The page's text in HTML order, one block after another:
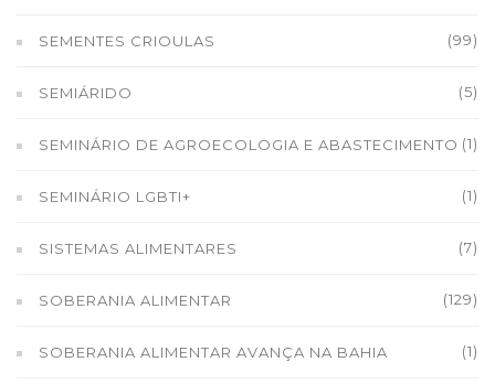
SEMENTES CRIOULAS (99)
SEMIÁRIDO (5)
SEMINÁRIO DE AGROECOLOGIA E ABASTECIMENTO (1)
SEMINÁRIO LGBTI+ (1)
SISTEMAS ALIMENTARES (7)
SOBERANIA ALIMENTAR (129)
SOBERANIA ALIMENTAR AVANÇA NA BAHIA (1)